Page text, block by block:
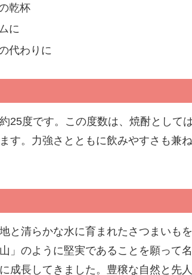
乾杯
に
代わりに
25度です。この度数は、焼酎として
す。力強さとともに飲みやすさも兼
と清らかな水に育まれたさつまいも
」のように堅実であることを願って
成長してきました。豊穣な自然と先